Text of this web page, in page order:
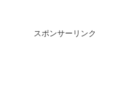
スポンサーリンク